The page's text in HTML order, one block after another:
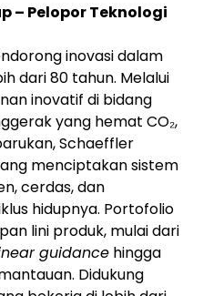
– Pelopor Teknologi
inovasi dalam
dari 80 tahun. Melalui
inovatif di bidang
yang hemat CO₂,
Schaeffler
menciptakan sistem
cerdas, dan
hidupnya. Portofolio
lini produk, mulai dari
guidance hingga
Didukung